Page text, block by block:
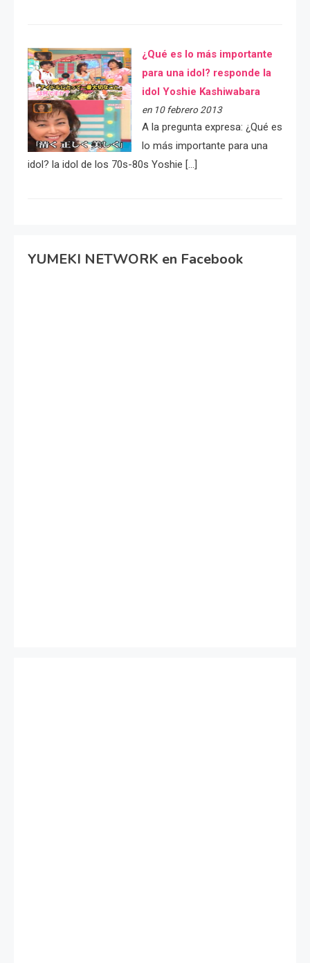
¿Qué es lo más importante
para una idol? responde la
idol Yoshie Kashiwabara
en 10 febrero 2013
A la pregunta expresa: ¿Qué es
lo más importante para una
idol? la idol de los 70s-80s Yoshie […]
YUMEKI NETWORK en Facebook